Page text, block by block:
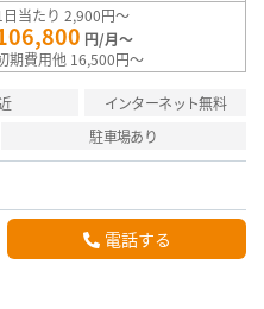
日当たり 2,900円～
円/月～
期費用他 16,500円～
インターネット無料
駐車場あり
電話する